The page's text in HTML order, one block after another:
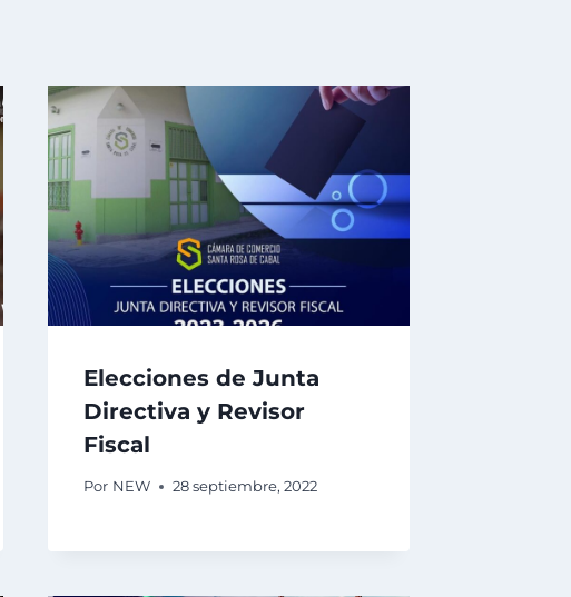
Elecciones de Junta
Directiva y Revisor
Fiscal
Por NEW 28 septiembre, 2022